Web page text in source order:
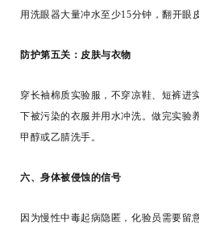
用洗眼器大量冲水至少15分钟，翻开眼
防护第五关：皮肤与衣物
穿长袖棉质实验服，不穿凉鞋、短裤进
下被污染的衣服并用水冲洗。做完实验
甲醇或乙腈洗手。
六、身体被侵蚀的信号
因为慢性中毒起病隐匿，化验员需要留